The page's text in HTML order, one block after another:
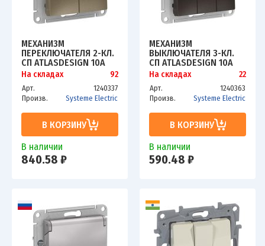
МЕХАНИЗМ
ПЕРЕКЛЮЧАТЕЛЯ 2-КЛ.
СП ATLASDESIGN 10А
IP20 (СХ. 6/2) 10AX
ШАМПАНЬ SCHE
ATN000565
На складах 92
Арт.
1240337
Произв.
Systeme Electric
В КОРЗИНУ
В наличии
840.58 ₽
МЕХАНИЗМ
ВЫКЛЮЧАТЕЛЯ 3-КЛ.
СП ATLASDESIGN 10А
IP20 (СХ. 1+1+1) 10AX
МОККО SCHE
ATN000631
На складах 22
Арт.
1240363
Произв.
Systeme Electric
В КОРЗИНУ
В наличии
590.48 ₽